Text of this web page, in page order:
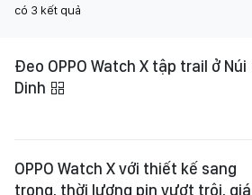
có 3 kết quả
Đeo OPPO Watch X tập trail ở Núi
Dinh
OPPO Watch X với thiết kế sang
trọng, thời lượng pin vượt trội, giá